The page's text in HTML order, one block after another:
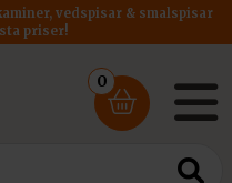
vedspisar & smalspisar
priser!
0